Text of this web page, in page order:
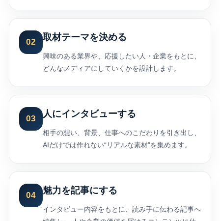
02 取材テーマを決める
興味のある業界や、応援したい人・企業をもとに、
どんなメディアにしていくかを設計します。
03 人にインタビューする
相手の想い、背景、仕事へのこだわりを引き出し、
AIだけでは作れない“リアルな素材”を集めます。
04 魅力を記事にする
インタビュー内容をもとに、読み手に伝わる記事へ